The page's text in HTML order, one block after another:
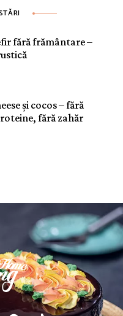
fără frământare –
și cocos – fără
fără zahăr